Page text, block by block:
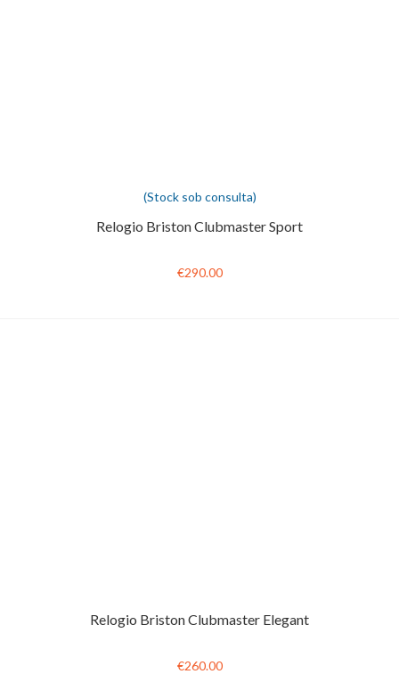
(Stock sob consulta)
Relogio Briston Clubmaster Sport
€290.00
Relogio Briston Clubmaster Elegant
€260.00